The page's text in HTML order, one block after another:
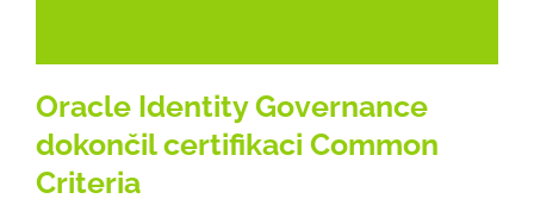
Oracle Identity Governance
dokončil certifikaci Common
Criteria